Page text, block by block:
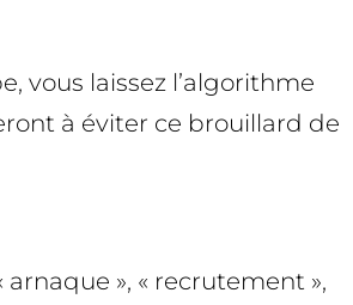
vous laissez l’algorithme
à éviter ce brouillard de
arnaque », « recrutement »,